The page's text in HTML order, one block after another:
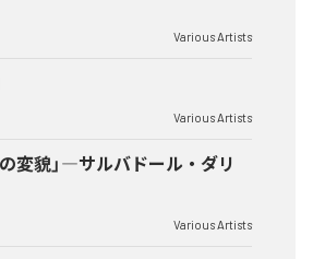
Various Artists
Various Artists
の変貌」―サルバドール・ダリ
Various Artists